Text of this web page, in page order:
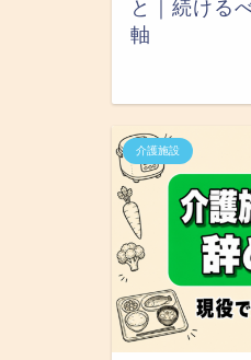
と｜続ける
軸
介護施設